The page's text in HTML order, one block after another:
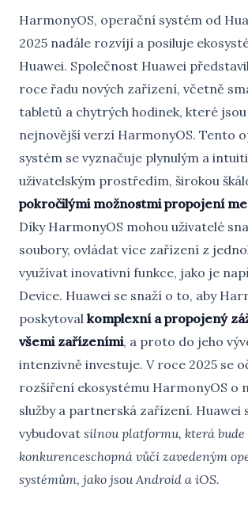
HarmonyOS, operační systém od
2025 nadále rozvíjí a posiluje
Huawei. Společnost Huawei
roce řadu nových zařízení, včetně
tabletů a chytrých hodinek, které jsou
nejnovější verzí HarmonyOS. Tento
systém se vyznačuje plynulým a
uživatelským prostředím, širokou
pokročilými možnostmi propojení
Díky HarmonyOS mohou uživatelé
soubory, ovládat více zařízení z
využívat inovativní funkce, jako je
Device. Huawei se snaží o to, aby
poskytoval komplexní a propojený
všemi zařízeními, a proto do jeho
intenzivně investuje. V roce 2025 se
rozšíření ekosystému HarmonyOS o
služby a partnerská zařízení. Huawei
vybudovat silnou platformu, která bude
konkurenceschopná vůči zavedeným
systémům, jako jsou Android a iOS.